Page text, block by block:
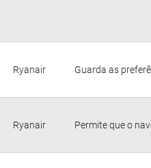
Ryanair Guarda as
Ryanair Permite que o